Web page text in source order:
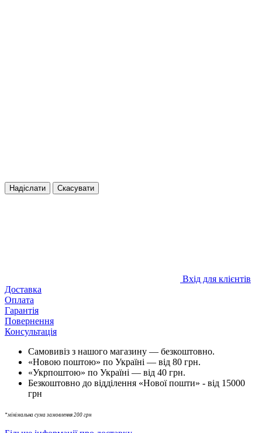
Надіслати Скасувати
Вхід для клієнтів
Доставка
Оплата
Гарантія
Повернення
Консультація
Самовивіз з нашого магазину — безкоштовно.
«Новою поштою» по Україні — від 80 грн.
«Укрпоштою» по Україні — від 40 грн.
Безкоштовно до відділення «Нової пошти» - від 15000
грн
*мінімальна сума замовлення 200 грн